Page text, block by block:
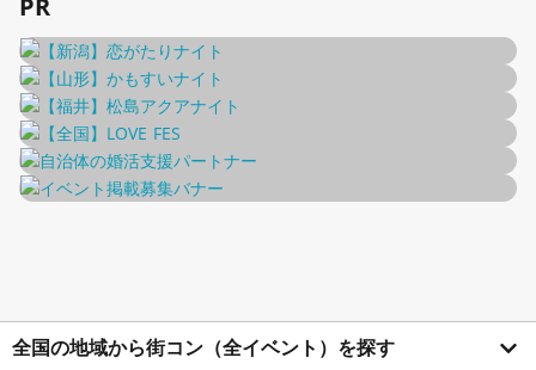
PR
全国の地域から街コン（全イベント）を探す